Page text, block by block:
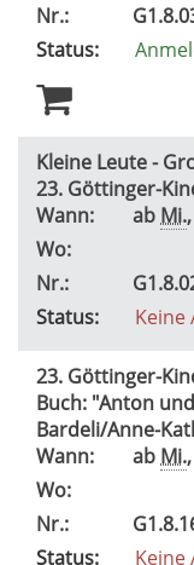
Nr.:
Status:
Kleine Leute -
23. Göttinger-
Wann:
ab Mi.
Wo:
Nr.:
Status:
Keine
23. Göttinger-
Buch: "Anton
Bardeli/Anne-
Wann:
ab Mi.
Wo:
Nr.:
Status:
Keine